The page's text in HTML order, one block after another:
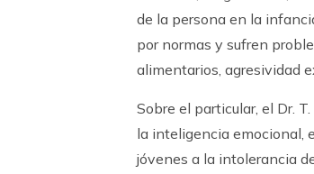
de la persona en la
por normas y sufren
alimentarios, agresividad
Sobre el particular, el Dr.
la inteligencia emocional,
jóvenes a la intolerancia